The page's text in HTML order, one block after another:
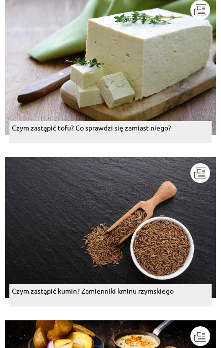
Czym zastąpić tofu? Co sprawdzi się zamiast niego?
Czym zastąpić kumin? Zamienniki kminu rzymskiego